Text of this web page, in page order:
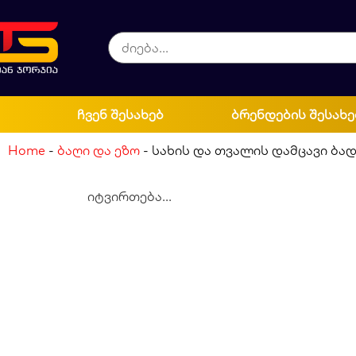
ჩვენ შესახებ ბრენდების
Home - ბაღი და ეზო - სახის და თვალის დამცავი
იტვირთება...